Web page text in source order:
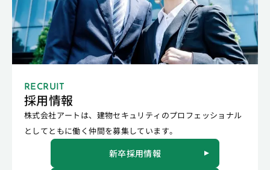
RECRUIT
採用情報
株式会社アートは、建物セキュリティのプロフェッショナル
としてともに働く仲間を募集しています。
新卒採用情報